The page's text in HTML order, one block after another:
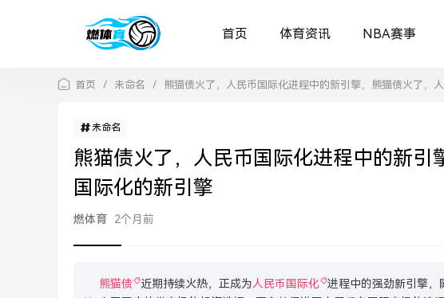
首页 体育资讯 NBA赛事
首页 / 未命名 / 熊猫债火了，人民币国际化进程中的新引擎，熊猫债火了，
未命名
熊猫债火了，人民币国际化进程中的新引
国际化的新引擎
燃体育 2个月前
熊猫债 近期持续火热，正成为人民币国际化
进程中的强劲新引擎，